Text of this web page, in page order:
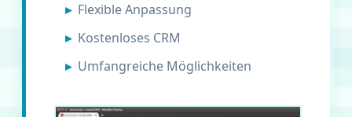
Flexible Anpassung
Kostenloses CRM
Umfangreiche Möglichkeiten